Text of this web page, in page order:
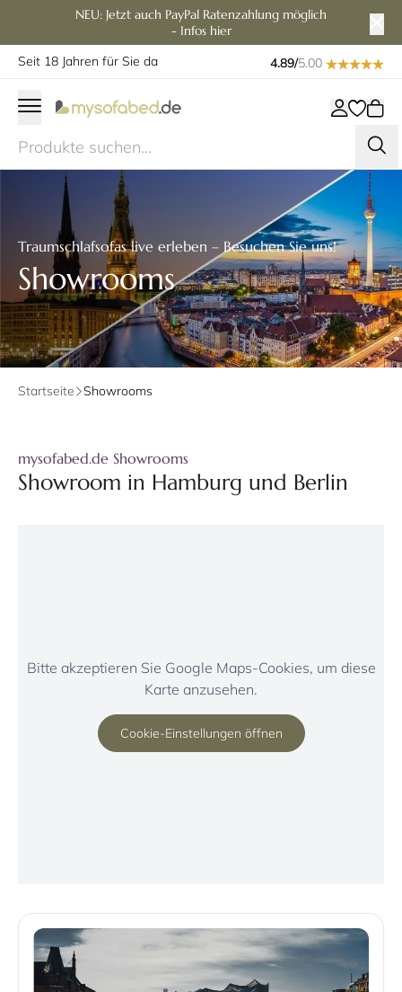
NEU: Jetzt auch PayPal Ratenzahlung möglich
- Infos hier
Seit 18 Jahren für Sie da
4.89/5.00
Traumschlafsofas live erleben – Besuchen Sie uns!
Showrooms
Startseite Showrooms
mysofabed.de Showrooms
Showroom in Hamburg und Berlin
Bitte akzeptieren Sie Google Maps-Cookies, um diese
Karte anzusehen.
Cookie-Einstellungen öffnen